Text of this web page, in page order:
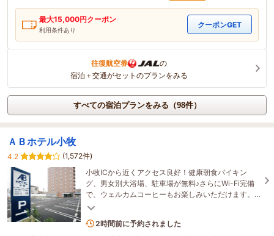
最大15,000円クーポン
利用条件あり
クーポンGET
往復航空券
の
宿泊＋交通がセットのプランをみる
すべての宿泊プランをみる（98件）
ＡＢホテル小牧
4.2
(1,572件)
小牧ICから近くアクセス良好！健康朝食バイキン
グ、男女別大浴場、駐車場が無料♪さらにWi-Fi完備
で、ウェルカムコーヒーもお楽しみいただけます。
上質なひとときをお過ごしください。
2時間前に予約されました